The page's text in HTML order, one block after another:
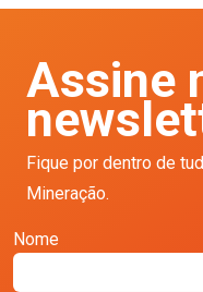
Assine
Fique por dentro de
Mineração.
Nome